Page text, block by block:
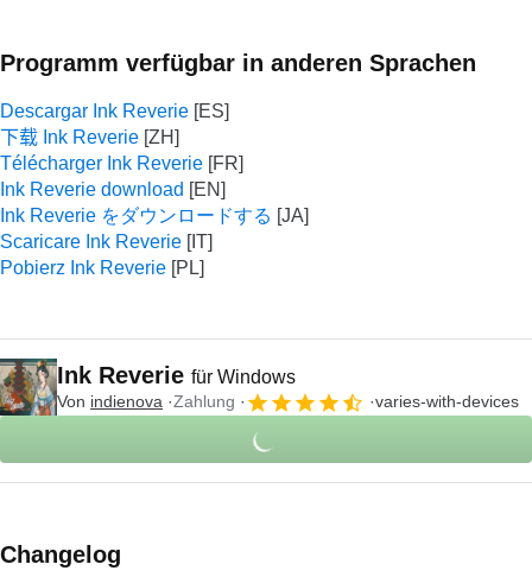
Programm verfügbar in anderen Sprachen
Descargar Ink Reverie
下载 Ink Reverie
Télécharger Ink Reverie
Ink Reverie download
Ink Reverie をダウンロードする
Scaricare Ink Reverie
Pobierz Ink Reverie
Ink Reverie für Windows
Von indienova Zahlung varies-with-devices
Changelog